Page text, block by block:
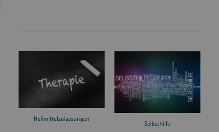
Heilmittelzulassungen
Selbsthilfe